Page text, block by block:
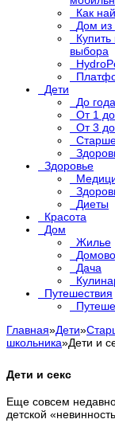
Как
Дом из
выбора
Дети
До года
От 1
От 3
Здоровье
Диеты
Красота
Дом
Жилье
Дача
Путешествия
Главная»Дети»
школьника»Дети и
Дети и секс
Еще совсем
детской